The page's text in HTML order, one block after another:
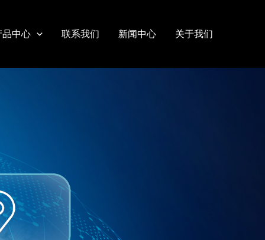
品中心 联系我们 新闻中心 关于我们